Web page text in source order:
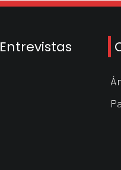
Entrevistas